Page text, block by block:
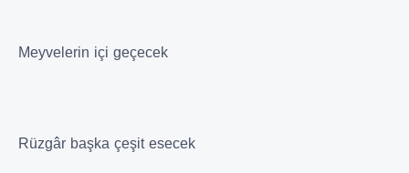
Meyvelerin içi geçecek
Rüzgâr başka çeşit esecek